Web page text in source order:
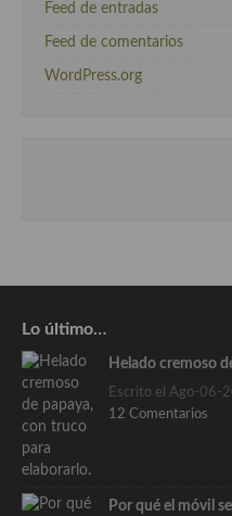
Feed de entradas
Feed de comentarios
WordPress.org
Lo último…
Helado cremoso
Escrito el Ago-06-
12 Comentarios
Por qué el móvil